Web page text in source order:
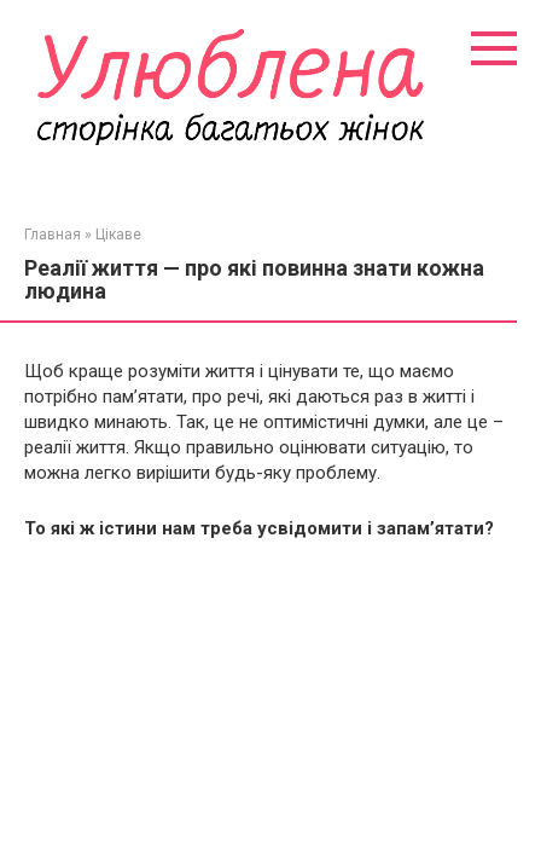
контенту
Главная » Цікаве
Реалії життя — про які повинна знати кожна
людина
Щоб краще розуміти життя і цінувати те, що маємо
потрібно пам’ятати, про речі, які даються раз в житті і
швидко минають. Так, це не оптимістичні думки, але це –
реалії життя. Якщо правильно оцінювати ситуацію, то
можна легко вирішити будь-яку проблему.
То які ж істини нам треба усвідомити і запам’ятати?